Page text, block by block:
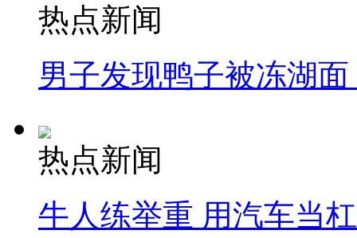
热点新闻
男子发现鸭子被冻湖
热点新闻
牛人练举重 用汽车当